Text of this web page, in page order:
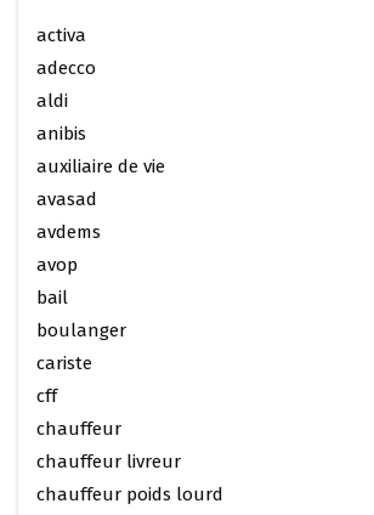
activa
adecco
aldi
anibis
auxiliaire de vie
avasad
avdems
avop
bail
boulanger
cariste
cff
chauffeur
chauffeur livreur
chauffeur poids lourd